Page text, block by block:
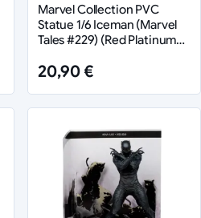
Marvel Collection PVC
Statue 1/6 Iceman (Marvel
Tales #229) (Red Platinum
20,90 €